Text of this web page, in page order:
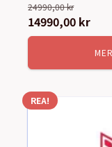
24990,00kr
Det
ursprungliga
var:
24990,00 kr.
14990,00 kr
är:
REA!